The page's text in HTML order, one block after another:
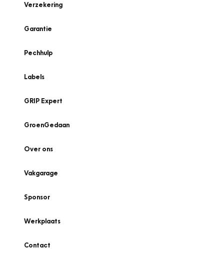
Verzekering
Garantie
Pechhulp
Labels
GRIP Expert
GroenGedaan
Over ons
Vakgarage
Sponsor
Werkplaats
Contact